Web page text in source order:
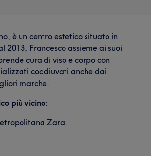
è un centro estetico situato in
2013, Francesco assieme ai suoi
cura di viso e corpo con
coadiuvati anche dai
marche.
più vicino:
Zara.